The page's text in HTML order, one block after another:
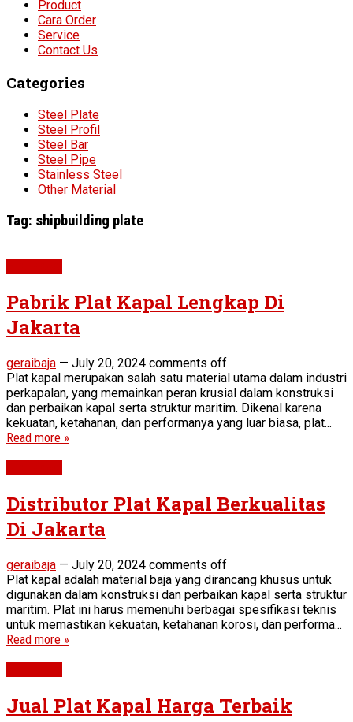
Product
Cara Order
Service
Contact Us
Categories
Steel Plate
Steel Profil
Steel Bar
Steel Pipe
Stainless Steel
Other Material
Tag: shipbuilding plate
Pabrik Plat Kapal Lengkap Di
Jakarta
geraibaja — July 20, 2024 comments off
Plat kapal merupakan salah satu material utama dalam industri
perkapalan, yang memainkan peran krusial dalam konstruksi
dan perbaikan kapal serta struktur maritim. Dikenal karena
kekuatan, ketahanan, dan performanya yang luar biasa, plat...
Read more »
Distributor Plat Kapal Berkualitas
Di Jakarta
geraibaja — July 20, 2024 comments off
Plat kapal adalah material baja yang dirancang khusus untuk
digunakan dalam konstruksi dan perbaikan kapal serta struktur
maritim. Plat ini harus memenuhi berbagai spesifikasi teknis
untuk memastikan kekuatan, ketahanan korosi, dan performa...
Read more »
Jual Plat Kapal Harga Terbaik